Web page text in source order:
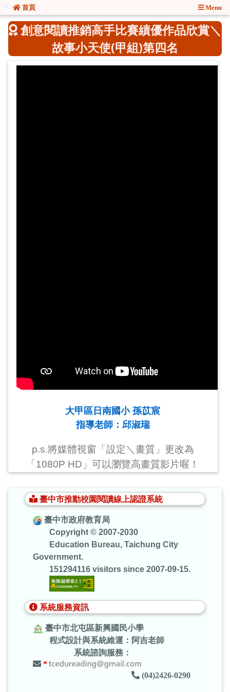
::: 首頁 Menu
創意閱讀推銷高手比賽績優作品欣賞＼
故事小天使(甲組)第四名
大甲區日南國小 孫苡宸
指導老師：邱淑瑞
p.s.將媒體視窗「設定＼畫質」更改為
「1080P HD」可以瀏覽高畫質影片喔！
臺中市推動校園閱讀線上認證系統
臺中市政府教育局
Copyright © 2007-2030
Education Bureau, Taichung City
Government.
151294116 visitors since 2007-09-15.
系統服務資訊
臺中市北屯區新興國民小學
程式設計與系統維運：阿吉老師
系統諮詢服務：
*
(04)2426-0290